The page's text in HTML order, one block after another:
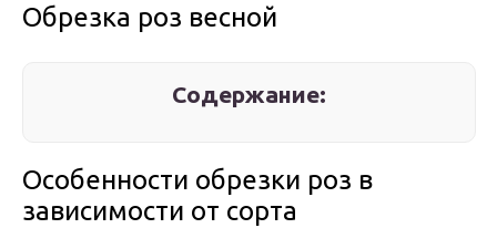
Обрезка роз весной
Содержание:
Особенности обрезки роз в
зависимости от сорта